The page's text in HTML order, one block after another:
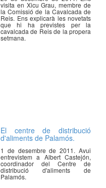
visita en Xicu Grau, membre de
la Comissió de la Cavalcada de
Reis. Ens explicarà les novetats
que hi ha previstes per la
cavalcada de Reis de la propera
setmana.
El centre de distribució
d'aliments de Palamós.
1 de desembre de 2011. Avui
entrevistem a Albert Castejón,
coordinador del Centre de
distribució d'aliments de
Palamós.